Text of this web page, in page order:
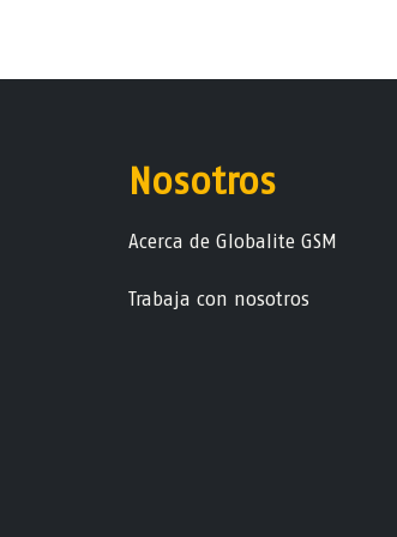
Nosotros
Acerca de Globalite GSM
Trabaja con nosotros